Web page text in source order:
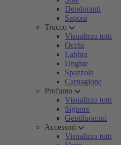
Deodoranti
Saponi
Trucco
Visualizza tutti
Occhi
Labbra
Unghie
Spazzola
Carnagione
Profumo
Visualizza tutti
Signore
Gentiluomini
Accessori
Visualizza tutti